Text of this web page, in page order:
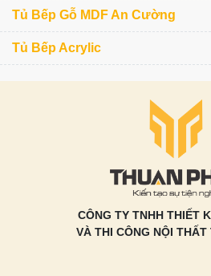
Tủ Bếp Gỗ MDF An Cường
Tủ Bếp Acrylic
CÔNG TY TNHH THIẾT
VÀ THI CÔNG NỘI THẤT